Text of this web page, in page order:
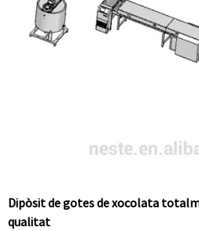
Dipòsit de gotes de xocolata
qualitat